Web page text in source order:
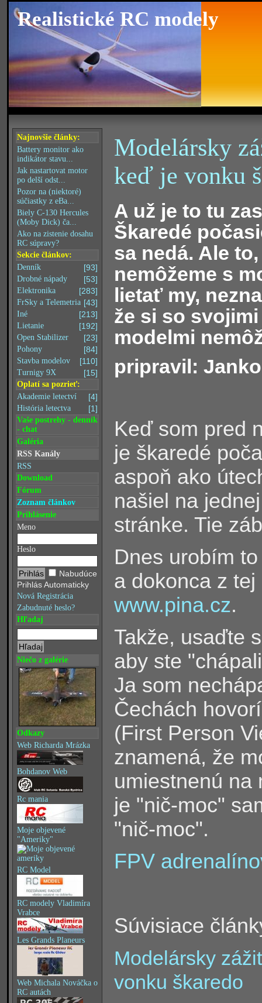
Realistické RC modely
Najnovšie články:
Battery monitor ako
indikátor stavu...
Jak nastartovat motor
po delší odst...
Pozor na (niektoré)
súčiastky z eBa...
Biely C-130 Hercules
(Moby Dick) ča...
Ako na zistenie dosahu
RC súpravy?
Sekcie článkov:
[93]
Denník
[53]
Drobné nápady
[283]
Elektronika
[43]
FrSky a Telemetria
[213]
Iné
[192]
Lietanie
[23]
Open Stabilizer
[84]
Pohony
[110]
Stavba modelov
[15]
Turnigy 9X
Oplatí sa pozrieť:
[4]
Akademie letectví
[1]
História letectva
Vaše postrehy - denník
- chat
Galéria
RSS Kanály
RSS
Download
Fórum
Zoznam článkov
Prihlásenie
Meno
Heslo
Nabudúce
Prihlás Automaticky
Nová Registrácia
Zabudnuté heslo?
Hľadaj
Niečo z galérie
Odkazy
Web Richarda Mrázka
Bohdanov Web
Rc mania
Moje objevené
"Ameriky"
RC Model
RC modely Vladimíra
Vrabce
Les Grands Planeurs
Web Michala Nováčka o
RC autách
Modelársky
keď je vonku
A už je to tu
Škaredé
sa nedá. Ale to,
nemôžeme s
lietať my,
že si so svojimi
modelmi
pripravil:
Keď som pred
je škaredé
aspoň ako
našiel na
stránke. Tie
Dnes urobím
a dokonca z
www.pina.cz.
Takže, usaďte
aby ste
Ja som
Čechách
(First Person
znamená, že
umiestnenú na
je "nič-moc"
"nič-moc".
FPV
Súvisiace
Modelársky
vonku škaredo